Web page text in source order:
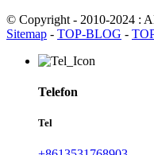
© Copyright - 2010-2024 :
Sitemap - TOP-BLOG -
Telefon
Tel